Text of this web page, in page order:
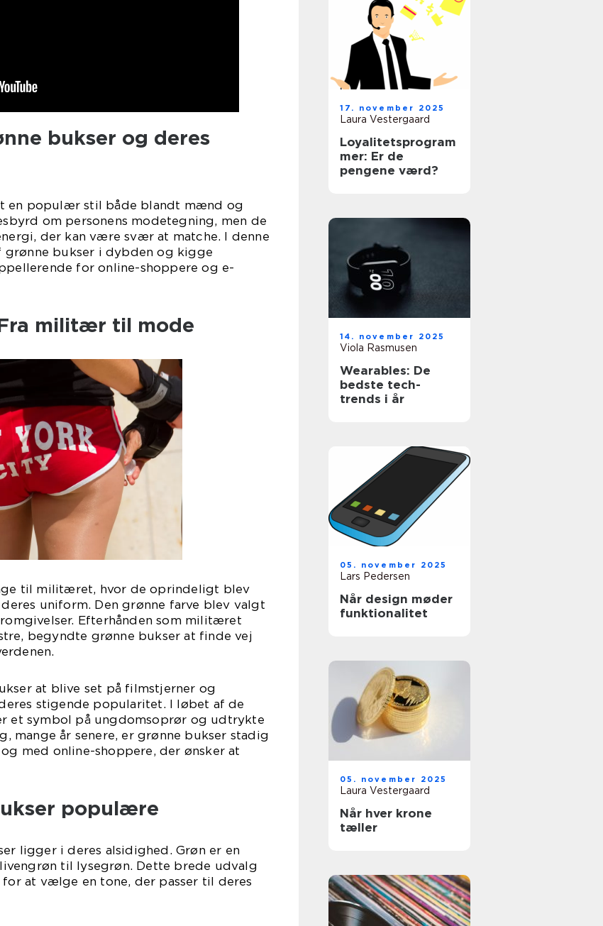
bukser og deres
en populær stil både blandt mænd og
om personens modetegning, men de
der kan være svær at matche. I denne
bukser i dybden og kigge
for online-shoppere og e-
militær til mode
til militæret, hvor de oprindeligt blev
uniform. Den grønne farve blev valgt
Efterhånden som militæret
begyndte grønne bukser at finde vej
at blive set på filmstjerner og
stigende popularitet. I løbet af de
et symbol på ungdomsoprør og udtrykte
mange år senere, er grønne bukser stadig
med online-shoppere, der ønsker at
populære
ligger i deres alsidighed. Grøn er en
til lysegrøn. Dette brede udvalg
at vælge en tone, der passer til deres
17. november 2025
Laura Vestergaard
Loyalitetsprogram
mer: Er de
pengene værd?
14. november 2025
Viola Rasmusen
Wearables: De
bedste tech-
trends i år
05. november 2025
Lars Pedersen
Når design møder
funktionalitet
05. november 2025
Laura Vestergaard
Når hver krone
tæller